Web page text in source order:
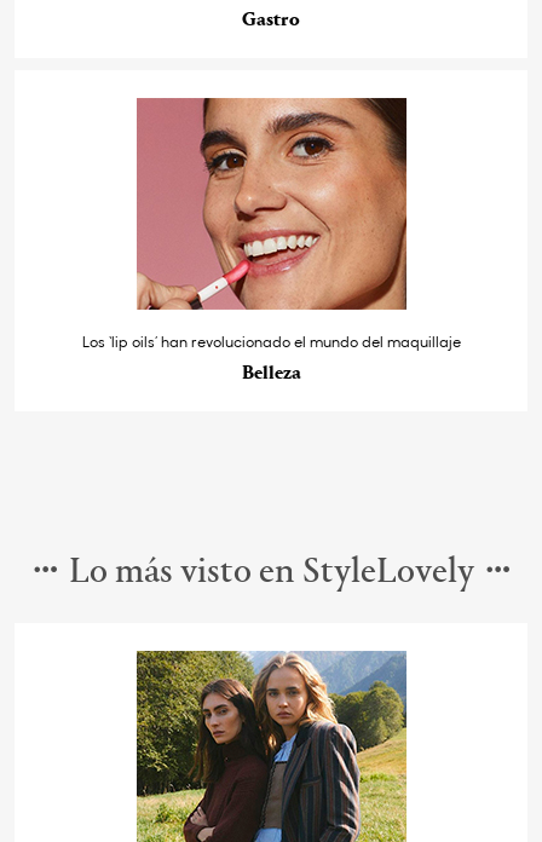
Gastro
Los ‘lip oils’ han revolucionado el mundo del maquillaje
Belleza
Lo más visto en StyleLovely